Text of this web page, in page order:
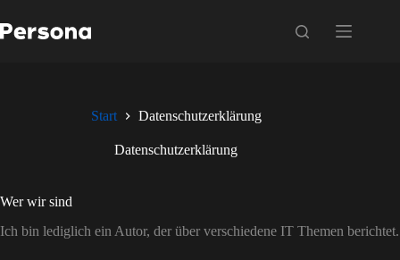
Inhalt
springen
Start Datenschutzerklärung
Datenschutzerklärung
Wer wir sind
Ich bin lediglich ein Autor, der über verschiedene IT Themen berichtet.